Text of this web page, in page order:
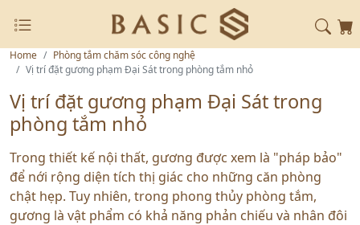
Home
Phòng tắm chăm sóc công nghệ
Vị trí đặt gương phạm Đại Sát trong phòng tắm nhỏ
Vị trí đặt gương phạm Đại Sát trong
phòng tắm nhỏ
Trong thiết kế nội thất, gương được xem là "pháp bảo"
để nới rộng diện tích thị giác cho những căn phòng
chật hẹp. Tuy nhiên, trong phong thủy phòng tắm,
gương là vật phẩm có khả năng phản chiếu và nhân đôi